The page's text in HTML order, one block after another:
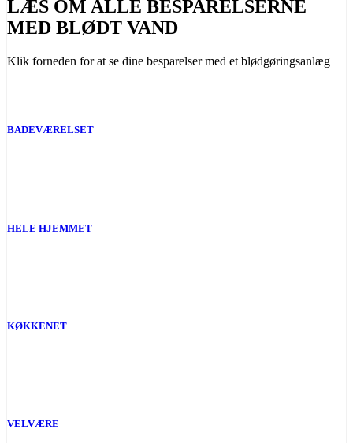
LÆS OM ALLE BESPARELSERNE
MED BLØDT VAND
Klik forneden for at se dine besparelser med et blødgøringsanlæg
BADEVÆRELSET
HELE HJEMMET
KØKKENET
VELVÆRE